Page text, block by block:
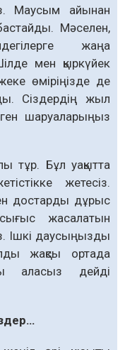
Маусым айынан
Мәселен,
жаңа
мен қыркүйек
өміріңізде де
Сіздердің жыл
шаруаларыңыз
тұр. Бұл уақытта
жетесіз.
достарды дұрыс
жасалатын
Ішкі даусыңызды
жақсы ортада
аласыз дейді